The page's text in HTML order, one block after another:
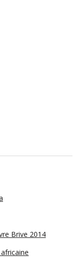
Brive 2014